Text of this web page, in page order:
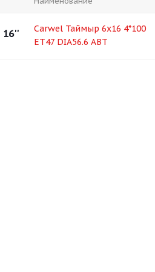
16''
Carwel Таймыр 6x16 4*100
ET47 DIA56.6 ABT